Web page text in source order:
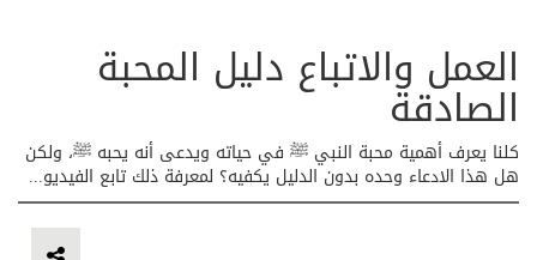
العمل والاتباع دليل المحبة
الصادقة
كلنا يعرف أهمية محبة النبي ﷺ في حياته ويدعى أنه يحبه ﷺ، ولكن
هل هذا الادعاء وحده بدون الدليل يكفيه؟ لمعرفة ذلك تابع الفيديو...